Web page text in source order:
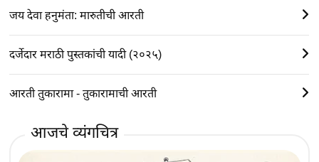
जय देवा हनुमंता: मारुतीची आरती
दर्जेदार मराठी पुस्तकांची यादी (२०२५)
आरती तुकारामा - तुकारामाची आरती
आजचे व्यंगचित्र